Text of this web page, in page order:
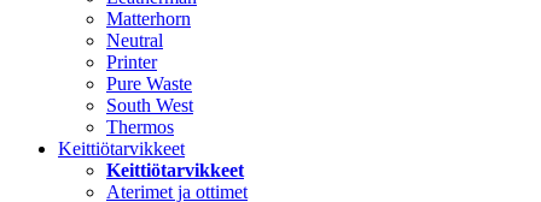
Matterhorn
Neutral
Printer
Pure Waste
South West
Thermos
Keittiötarvikkeet
Keittiötarvikkeet
Aterimet ja ottimet